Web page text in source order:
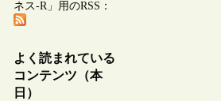
ネス-R」用のRSS：
よく読まれている
コンテンツ（本
日）